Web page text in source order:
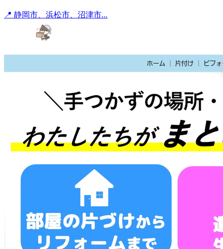
📍 静岡市、浜松市、沼津市...